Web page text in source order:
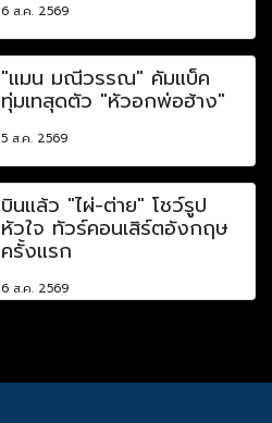
6 ส.ค. 2569
"แมน มณีวรรณ" คัมแบ็ค
ทุ่มเทสุดตัว "หัวอกพ่อฮ้าง"
5 ส.ค. 2569
บินแล้ว "ไผ่-ต่าย" โชว์รูป
หัวใจ ทัวร์คอนเสิร์ตอังกฤษ
ครั้งแรก
6 ส.ค. 2569